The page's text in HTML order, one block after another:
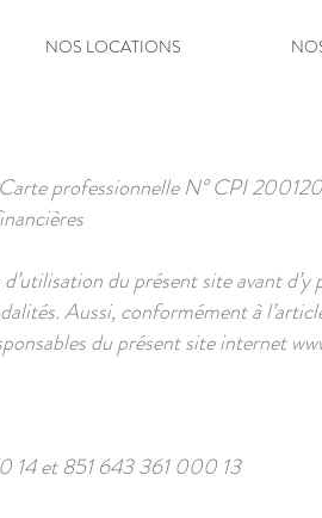
NOS LOCATIONS
professionnelle N°CPI
du présent site avant
Aussi, conformément à
du présent site internet
14 et 851 643 361 000 13